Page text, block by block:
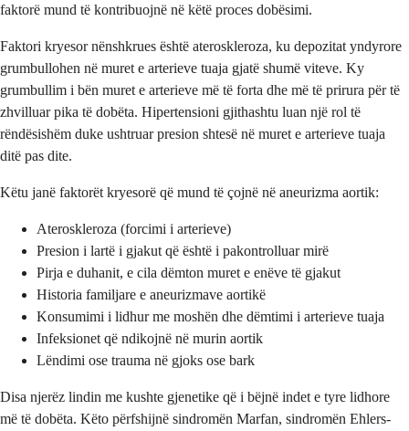
faktorë mund të kontribuojnë në këtë proces dobësimi.
Faktori kryesor nënshkrues është ateroskleroza, ku depozitat yndyrore
grumbullohen në muret e arterieve tuaja gjatë shumë viteve. Ky
grumbullim i bën muret e arterieve më të forta dhe më të prirura për të
zhvilluar pika të dobëta. Hipertensioni gjithashtu luan një rol të
rëndësishëm duke ushtruar presion shtesë në muret e arterieve tuaja
ditë pas dite.
Këtu janë faktorët kryesorë që mund të çojnë në aneurizma aortik:
Ateroskleroza (forcimi i arterieve)
Presion i lartë i gjakut që është i pakontrolluar mirë
Pirja e duhanit, e cila dëmton muret e enëve të gjakut
Historia familjare e aneurizmave aortikë
Konsumimi i lidhur me moshën dhe dëmtimi i arterieve tuaja
Infeksionet që ndikojnë në murin aortik
Lëndimi ose trauma në gjoks ose bark
Disa njerëz lindin me kushte gjenetike që i bëjnë indet e tyre lidhore
më të dobëta. Këto përfshijnë sindromën Marfan, sindromën Ehlers-